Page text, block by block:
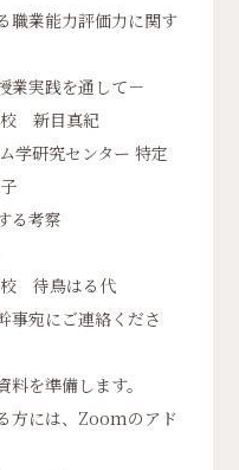
職業能力評価力に関す
業実践を通して－
校 新目真紀
学研究センター 特定
る考察
校 待鳥はる代
事宛にご連絡くださ
を準備します。
方には、Zoomのアド